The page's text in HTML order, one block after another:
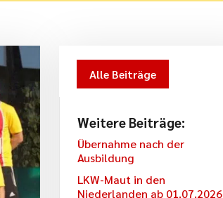
Alle Beiträge
Weitere Beiträge:
Übernahme nach der
Ausbildung
LKW-Maut in den
Niederlanden ab 01.07.2026